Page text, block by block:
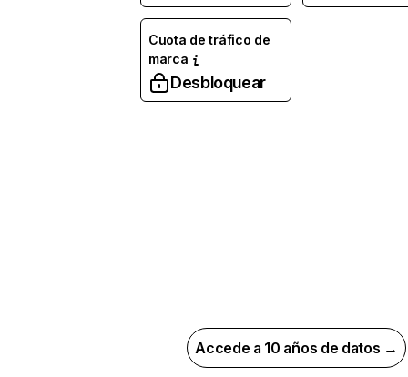
Cuota de tráfico de
marca
Desbloquear
Accede a 10 años de datos →